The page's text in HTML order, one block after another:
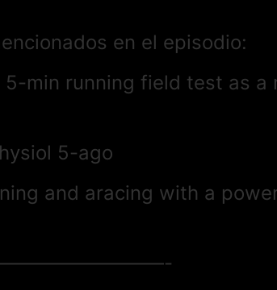
en el episodio:
5-min running field test as
5-ago
and aracing with a